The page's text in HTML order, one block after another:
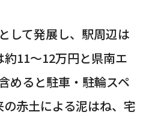
して発展し、駅周辺は
11〜12万円と県南エ
めると駐車・駐輪スペ
赤土による泥はね、宅